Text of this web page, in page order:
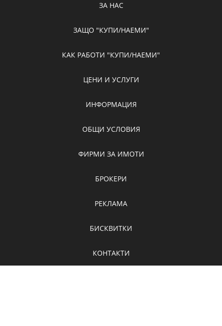
ЗА НАС
ЗАЩО "КУПИ/НАЕМИ"
КАК РАБОТИ "КУПИ/НАЕМИ"
ЦЕНИ И УСЛУГИ
ИНФОРМАЦИЯ
ОБЩИ УСЛОВИЯ
ФИРМИ ЗА ИМОТИ
БРОКЕРИ
РЕКЛАМА
БИСКВИТКИ
КОНТАКТИ